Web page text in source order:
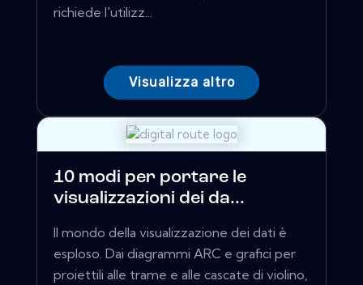
richiede l'utilizz...
Visualizza altro
10 modi per portare le
visualizzazioni dei da...
Il mondo della visualizzazione dei dati è
esploso. Dai diagrammi ARC e grafici per
proiettili alle trame e alle cascate di violino,